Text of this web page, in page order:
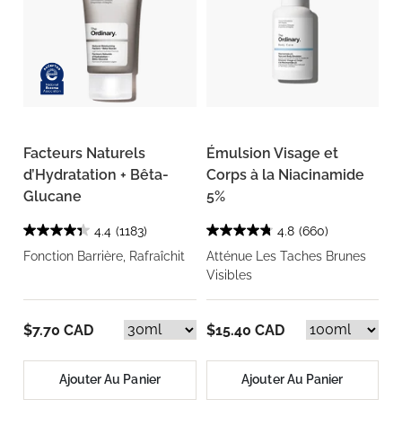
Facteurs Naturels
d’Hydratation + Bêta-
Glucane
4.4 (1183)
Fonction Barrière, Rafraîchit
$7.70 CAD
Ajouter Au Panier
Émulsion Visage et
Corps à la Niacinamide
5%
4.8 (660)
Atténue Les Taches Brunes
Visibles
$15.40 CAD
Ajouter Au Panier